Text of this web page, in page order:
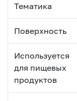
Тематика
Поверхность
Используется
для пищевых
продуктов